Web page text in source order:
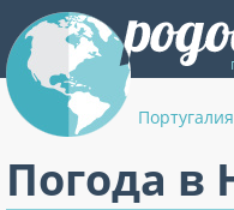
Португалия
Погода в